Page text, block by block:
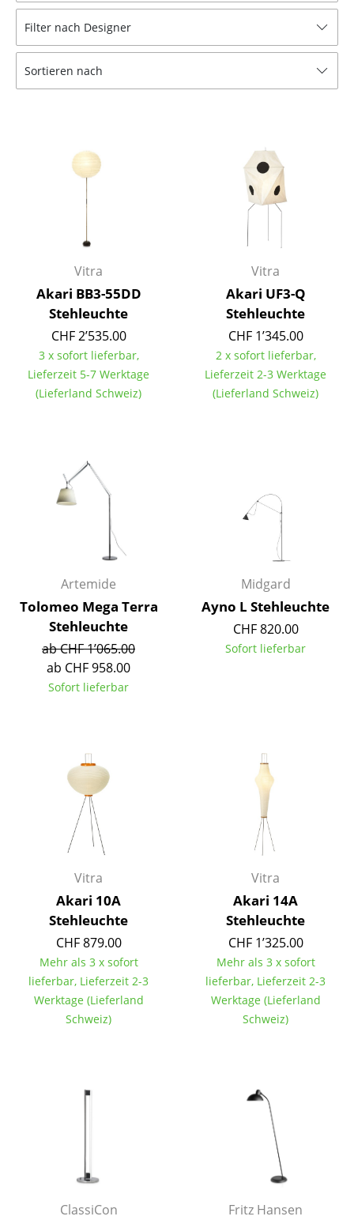
... alle Sitzmöbel
Tische
Couchtische
Schreibtische
Sekretäre & PC-Tische
Stehtische & Stehpulte
Kindertische
Gartentische
Servierwagen
Aufbewahren
Regale & Schränke
Bücherregale
Wandregale
Sideboards & Kommoden
TV Möbel
Beistell- & Rollcontainer
Kleinaufbewahrung
Einzelteile
... alle Aufbewahrungsmöbel
Hängeleuchten & Deckenleuchten
Tischleuchten
Schreibtischleuchten
Stehleuchten & Leseleuchten
Bodenleuchten
Outdoor-Leuchten
Filter nach Designer
Sortieren nach
Vitra
Akari BB3-55DD
Stehleuchte
CHF 2’535.00
3 x sofort lieferbar,
Lieferzeit 5-7 Werktage
(Lieferland Schweiz)
Vitra
Akari UF3-Q
Stehleuchte
CHF 1’345.00
2 x sofort lieferbar,
Lieferzeit 2-3 Werktage
(Lieferland Schweiz)
Artemide
Tolomeo Mega Terra
Stehleuchte
ab CHF 1’065.00
ab CHF 958.00
Sofort lieferbar
Midgard
Ayno L Stehleuchte
CHF 820.00
Sofort lieferbar
Vitra
Akari 10A
Stehleuchte
CHF 879.00
Mehr als 3 x sofort
lieferbar, Lieferzeit 2-3
Werktage (Lieferland
Schweiz)
Vitra
Akari 14A
Stehleuchte
CHF 1’325.00
Mehr als 3 x sofort
lieferbar, Lieferzeit 2-3
Werktage (Lieferland
Schweiz)
ClassiCon Fritz Hansen